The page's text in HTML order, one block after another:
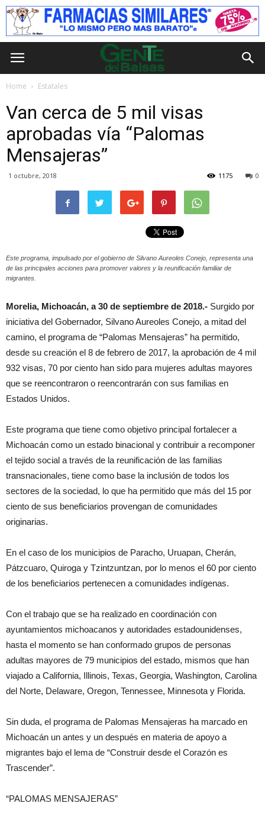
Home Estatales
Van cerca de 5 mil visas
aprobadas vía “Palomas
Mensajeras”
1 octubre, 2018 0
1175
Este programa, impulsado por el gobierno de Silvano Aureoles Conejo, representa una
de las principales acciones para promover valores y la reunificación familiar de
migrantes.
Morelia, Michoacán, a 30 de septiembre de 2018.- Surgido por
iniciativa del Gobernador, Silvano Aureoles Conejo, a mitad del
camino, el programa de “Palomas Mensajeras” ha permitido,
desde su creación el 8 de febrero de 2017, la aprobación de 4 mil
932 visas, 70 por ciento han sido para mujeres adultas mayores
que se reencontraron o reencontrarán con sus familias en
Estados Unidos.
Este programa que tiene como objetivo principal fortalecer a
Michoacán como un estado binacional y contribuir a recomponer
el tejido social a través de la reunificación de las familias
transnacionales, tiene como base la inclusión de todos los
sectores de la sociedad, lo que ha permitido que más del 15 por
ciento de sus beneficiarios provengan de comunidades
originarias.
En el caso de los municipios de Paracho, Uruapan, Cherán,
Pátzcuaro, Quiroga y Tzintzuntzan, por lo menos el 60 por ciento
de los beneficiarios pertenecen a comunidades indígenas.
Con el trabajo que se ha realizado en coordinación con
ayuntamientos michoacanos y autoridades estadounidenses,
hasta el momento se han conformado grupos de personas
adultas mayores de 79 municipios del estado, mismos que han
viajado a California, Illinois, Texas, Georgia, Washington, Carolina
del Norte, Delaware, Oregon, Tennessee, Minnesota y Florida.
Sin duda, el programa de Palomas Mensajeras ha marcado en
Michoacán un antes y un después en materia de apoyo a
migrantes bajo el lema de “Construir desde el Corazón es
Trascender”.
“PALOMAS MENSAJERAS”